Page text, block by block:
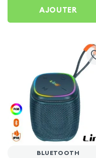
AJOUTER
BLUETOOTH